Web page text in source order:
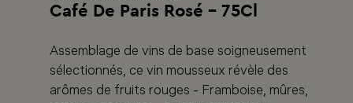
Café De Paris Rosé - 75Cl
Assemblage de vins de base soigneusement
sélectionnés, ce vin mousseux révèle des
arômes de fruits rouges - Framboise, mûres,